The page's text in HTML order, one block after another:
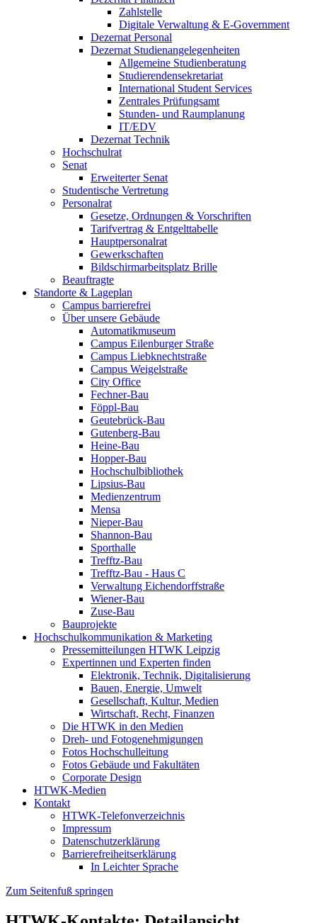
Zahlstelle
Digitale Verwaltung & E-Government
Dezernat Personal
Dezernat Studienangelegenheiten
Allgemeine Studienberatung
Studierendensekretariat
International Student Services
Zentrales Prüfungsamt
Stunden- und Raumplanung
IT/EDV
Dezernat Technik
Hochschulrat
Senat
Erweiterter Senat
Studentische Vertretung
Personalrat
Gesetze, Ordnungen & Vorschriften
Tarifvertrag & Entgelttabelle
Hauptpersonalrat
Gewerkschaften
Bildschirmarbeitsplatz Brille
Beauftragte
Standorte & Lageplan
Campus barrierefrei
Über unsere Gebäude
Automatikmuseum
Campus Eilenburger Straße
Campus Liebknechtstraße
Campus Weigelstraße
City Office
Fechner-Bau
Föppl-Bau
Geutebrück-Bau
Gutenberg-Bau
Heine-Bau
Hopper-Bau
Hochschulbibliothek
Lipsius-Bau
Medienzentrum
Mensa
Nieper-Bau
Shannon-Bau
Sporthalle
Trefftz-Bau
Trefftz-Bau - Haus C
Verwaltung Eichendorffstraße
Wiener-Bau
Zuse-Bau
Bauprojekte
Hochschulkommunikation & Marketing
Pressemitteilungen HTWK Leipzig
Expertinnen und Experten finden
Elektronik, Technik, Digitalisierung
Bauen, Energie, Umwelt
Gesellschaft, Kultur, Medien
Wirtschaft, Recht, Finanzen
Die HTWK in den Medien
Dreh- und Fotogenehmigungen
Fotos Hochschulleitung
Fotos Gebäude und Fakultäten
Corporate Design
HTWK-Medien
Kontakt
HTWK-Telefonverzeichnis
Impressum
Datenschutzerklärung
Barrierefreiheitserklärung
In Leichter Sprache
Zum Seitenfuß springen